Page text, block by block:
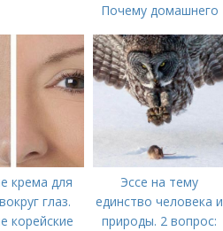
Почему домашнего
крема для
глаз.
корейские
Эссе на тему
единство человека и
природы. 2 вопрос: